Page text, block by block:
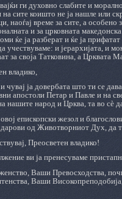
ги духовно слабите и
на сите коишто не ја нашле или
наоѓај време за сите, а
и за црковната
ќе ја разберат и ќе ја
учествуваме: и јерархијата, и
за своја Татковина, а Црквата
владико,
чувај ја довербата што ти се
апостоли Петар и Павле и на
нашите народ и Црква, та во сѐ
епископски жезол и
од Животворниот Дух, да
Преосветен владико!
ви ја пренесуваме
Ваши Превосходства,
Ваши